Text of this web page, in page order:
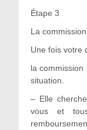
Étape 3
La
Une fois votre
la
situation.
– Elle
vous et